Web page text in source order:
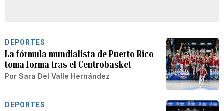
DEPORTES
La fórmula mundialista de Puerto Rico
toma forma tras el Centrobasket
Por Sara Del Valle Hernández
DEPORTES